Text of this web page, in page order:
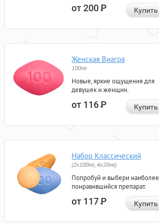
от 200Р Купить
Женская Виагра
100мг
Новые, яркие ощущения для
девушек и женщин.
от 116Р Купить
Набор Классический
(2x100мг, 4x20мг)
Попробуй и выбери наиболее
понравившийся препарат.
от 117Р Купить